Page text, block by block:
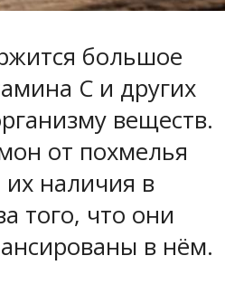
большое
С и других
веществ.
от похмелья
их наличия в
того, что они
в нём.